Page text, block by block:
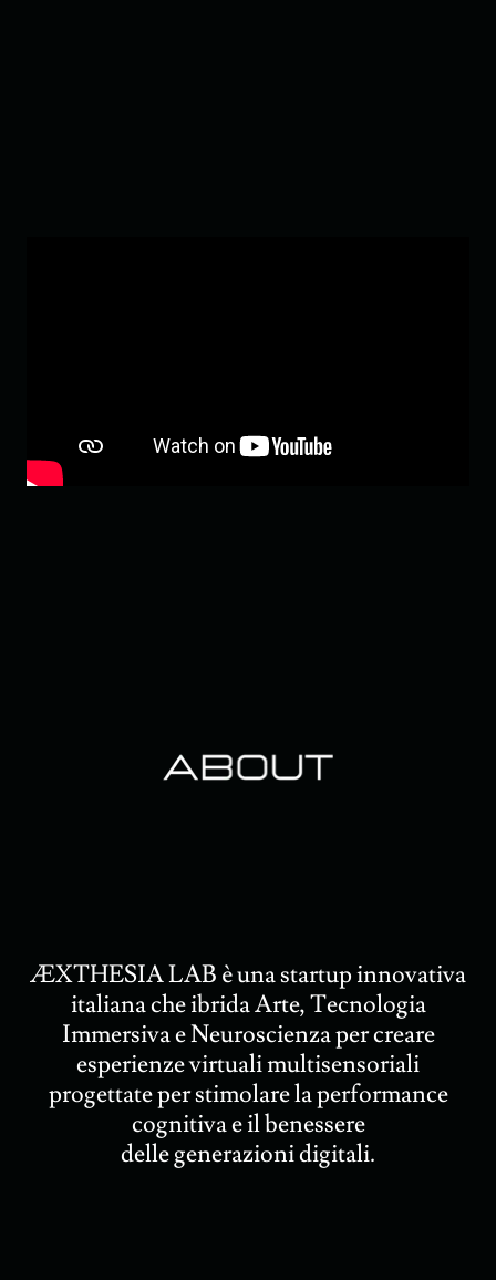
ÆXTHESIA LAB è una startup innovativa
italiana che ibrida Arte, Tecnologia
Immersiva e Neuroscienza per creare
esperienze virtuali multisensoriali
progettate per stimolare la performance
cognitiva e il benessere
delle generazioni digitali.